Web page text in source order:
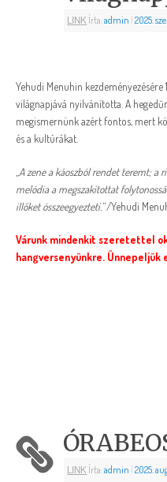
LINK Írta:admin 2025.
Yehudi Menuhin kezdeményezésére
világnapjává nyilvánította. A
megismernünk azért fontos, mert
és a kultúrákat.
„A zene a káoszból rendet teremt;
melódia a megszakítottat
illőket összeegyezteti.”/Yehudi
Várunk mindenkit szeretettel
hangversenyünkre.
LINK Írta:admin | 2025.